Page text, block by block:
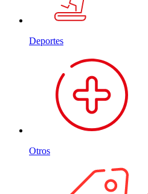
Deportes
Otros